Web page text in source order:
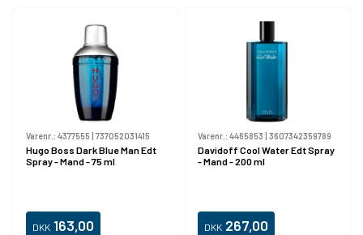
Varenr.: 4377555| 737052031415
Hugo Boss Dark Blue Man Edt
Spray - Mand - 75 ml
DKK 163,00
Varenr.: 4465853 | 3607342359789
Davidoff Cool Water Edt Spray
- Mand - 200 ml
DKK 267,00